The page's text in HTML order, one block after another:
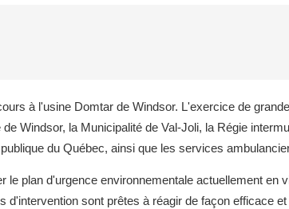
à l'usine Domtar de Windsor. L'exercice de
Windsor, la Municipalité de Val-Joli, la Régie
du Québec, ainsi que les services
le plan d'urgence environnementale actuellement en
d'intervention sont prêtes à réagir de façon efficace